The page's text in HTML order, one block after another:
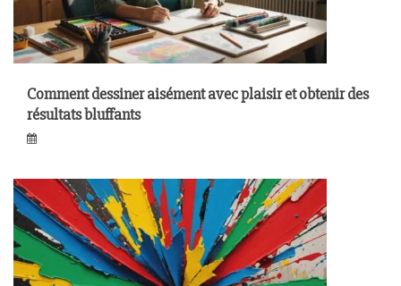
Comment dessiner aisément avec plaisir et obtenir des
résultats bluffants